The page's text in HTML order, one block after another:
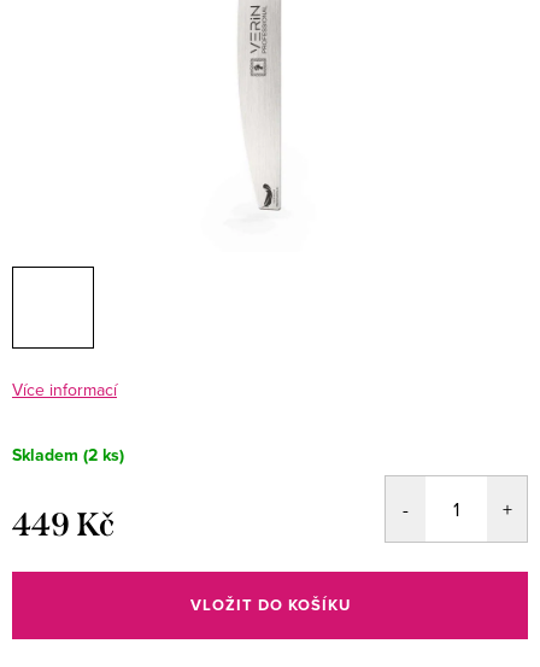
Více informací
Skladem (2 ks)
449 Kč
cena:
VLOŽIT DO KOŠÍKU